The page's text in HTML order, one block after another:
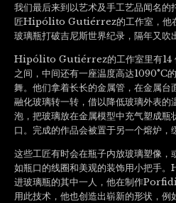
我们最后来到以艺术及手工艺品闻名的
匠Hipólito Gutiérrez的工作室，他
玻璃瓶打破吉尼斯世界纪录，隔年又吹
Hipólito Gutiérrez的工作室里有14
之间，中间还有一座温度高达1090°C
舞。他们拿着长长的金属管，在金属台
融化玻璃转一转，借以降低玻璃外表的
泡，把玻璃放在金属模型中充气塑成瓶
口。完成的作品会被置于另一个熔炉，
这些工匠有时会在瓶子内放玻璃塑像，
如瓶口的线圈和美观的装饰用小把手
进玻璃瓶的其中一人，他在制作
用此技术，他也创造出崭新的形状，例